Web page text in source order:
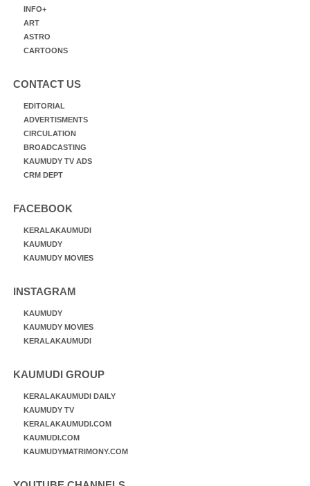
INFO+
ART
ASTRO
CARTOONS
CONTACT US
EDITORIAL
ADVERTISMENTS
CIRCULATION
BROADCASTING
KAUMUDY TV ADS
CRM DEPT
FACEBOOK
KERALAKAUMUDI
KAUMUDY
KAUMUDY MOVIES
INSTAGRAM
KAUMUDY
KAUMUDY MOVIES
KERALAKAUMUDI
KAUMUDI GROUP
KERALAKAUMUDI DAILY
KAUMUDY TV
KERALAKAUMUDI.COM
KAUMUDI.COM
KAUMUDYMATRIMONY.COM